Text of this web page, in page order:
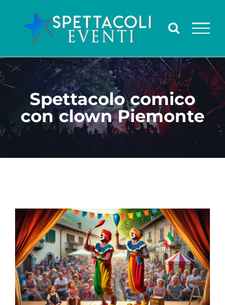
contenuto
Spettacolo comico
con clown Piemonte
Ingrandisci
immagine